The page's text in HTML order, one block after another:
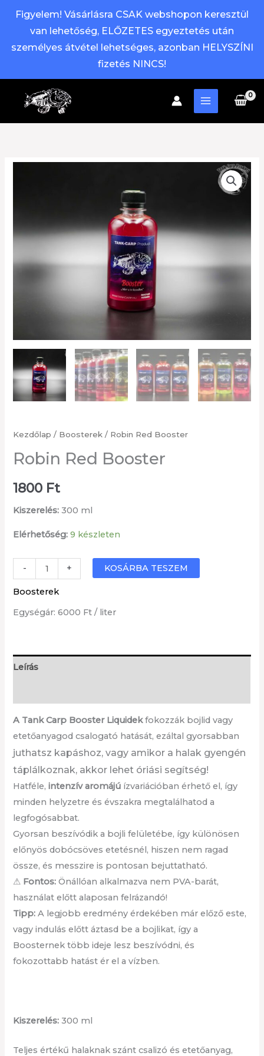
Figyelem! Vásárlásra CSAK webshopon keresztül
van lehetőség, ELŐZETES egyeztetés után
személyes átvétel lehetséges, azonban HELYSZÍNI
fizetés NINCS!
Kezdőlap / Boosterek / Robin Red Booster
Robin Red Booster
1800 Ft
Kiszerelés: 300 ml
Elérhetőség: 9 készleten
-
Red
Booster
mennyiség
+ KOSÁRBA TESZEM
Boosterek
Egységár: 6000 Ft / liter
Leírás
A Tank Carp Booster Liquidekfokozzák bojlid vagy
etetőanyagod csalogató hatását, ezáltal gyorsabban
juthatsz kapáshoz, vagy amikor a halak gyengén
táplálkoznak, akkor lehet óriási segítség!
Hatféle,intenzív aromájú ízvariációban érhető el, így
minden helyzetre és évszakra megtalálhatod a
legfogósabbat.
Gyorsan beszívódik a bojli felületébe, így különösen
előnyös dobócsöves etetésnél, hiszen nem ragad
össze, és messzire is pontosan bejuttatható.
⚠ Fontos: Önállóan alkalmazva nem PVA-barát,
használat előtt alaposan felrázandó!
Tipp: A legjobb eredmény érdekében már előző este,
vagy indulás előtt áztasd be a bojlikat, így a
Boosternek több ideje lesz beszívódni, és
fokozottabb hatást ér el a vízben.
Kiszerelés: 300 ml
Teljes értékű halaknak szánt csalizó és etetőanyag,